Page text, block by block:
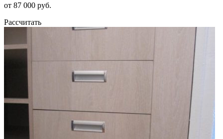
от 87 000 руб.
Рассчитать